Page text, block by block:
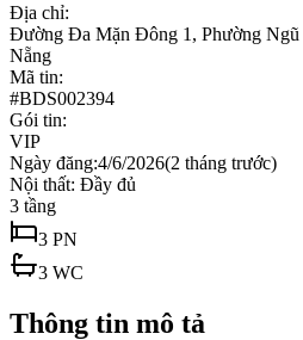
Địa chỉ:
Đường Đa Mặn Đông 1, Phường Ngũ
Nẵng
Mã tin:
#BDS002394
Gói tin:
VIP
Ngày đăng:4/6/2026(2 tháng trước)
Nội thất: Đầy đủ
3 tầng
3 PN
3 WC
Thông tin mô tả